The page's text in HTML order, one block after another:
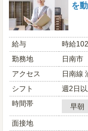
を
給与
時給
勤務地
日南市
アクセス
日南線
シフト
週2日
時間帯
早朝
面接地